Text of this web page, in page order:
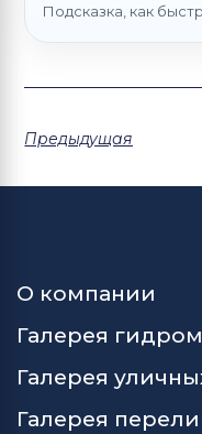
Подсказка, как
Предыдущая
О компании
Галерея
Галерея
Галерея